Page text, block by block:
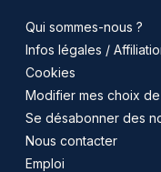
Qui sommes-nous ?
Infos légales /
Cookies
Modifier mes choix
Se désabonner des
Nous contacter
Emploi